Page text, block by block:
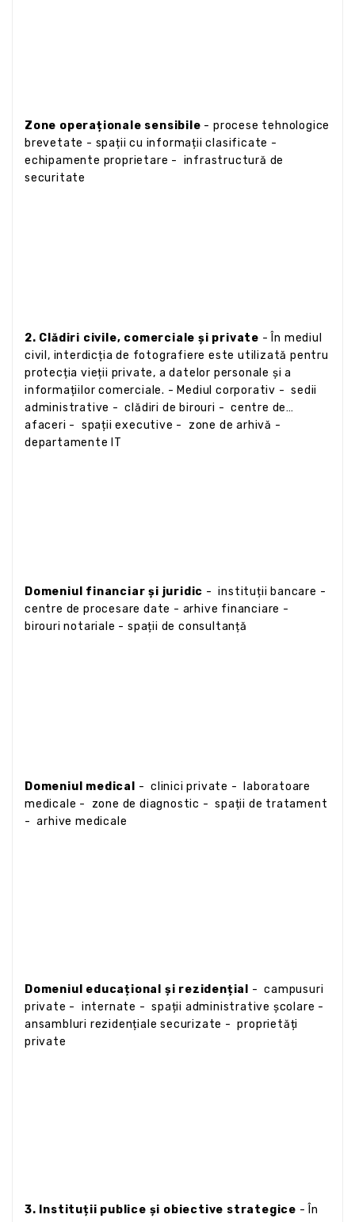
Zone operaționale sensibile - procese tehnologice
brevetate - spații cu informații clasificate -
echipamente proprietare - infrastructură de
securitate
2. Clădiri civile, comerciale și private - În mediul
civil, interdicția de fotografiere este utilizată pentru
protecția vieții private, a datelor personale și a
informațiilor comerciale. - Mediul corporativ - sedii
administrative - clădiri de birouri - centre de
afaceri - spații executive - zone de arhivă -
departamente IT
Domeniul financiar și juridic - instituții bancare -
centre de procesare date - arhive financiare -
birouri notariale - spații de consultanță
Domeniul medical
- clinici private - laboratoare
medicale - zone de diagnostic - spații de tratament
- arhive medicale
Domeniul educațional și rezidențial
- campusuri
private - internate - spații administrative școlare -
ansambluri rezidențiale securizate - proprietăți
private
3. Instituții publice și obiective strategice - În